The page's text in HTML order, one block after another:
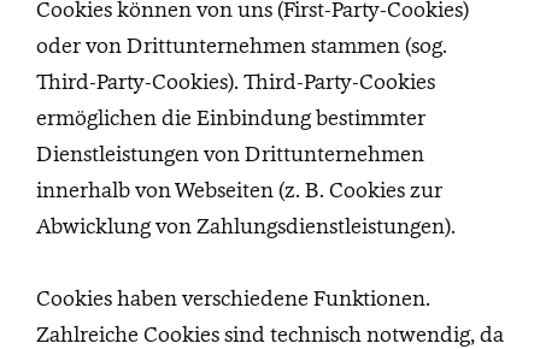
Cookies können von uns (First-Party-Cookies)
oder von Drittunternehmen stammen (sog.
Third-Party-Cookies). Third-Party-Cookies
ermöglichen die Einbindung bestimmter
Dienstleistungen von Drittunternehmen
innerhalb von Webseiten (z. B. Cookies zur
Abwicklung von Zahlungsdienstleistungen).
Cookies haben verschiedene Funktionen.
Zahlreiche Cookies sind technisch notwendig, da